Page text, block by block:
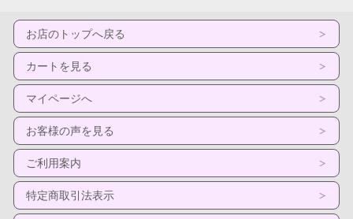
お店のトップへ戻る
カートを見る
マイページへ
お客様の声を見る
ご利用案内
特定商取引法表示